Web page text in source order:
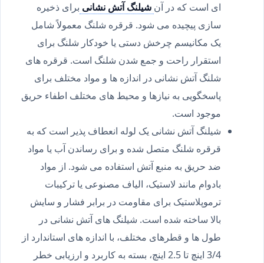
ای است که در آنشیلنگ آتش نشانی برای ذخیره
سازی پیچیده می شود. قرقره شلنگ معمولاً شامل
یک مکانیسم چرخش دستی یا خودکار شلنگ برای
استقرار راحت و جمع شدن شلنگ است. قرقره های
شلنگ آتش نشانی در اندازه ها و مواد مختلف برای
پاسخگویی به نیازها و محیط های مختلف اطفاء حریق
موجود است.
شیلنگ آتش نشانی یک لوله انعطاف پذیر است که به
قرقره شلنگ متصل شده و برای رساندن آب یا مواد
ضد حریق به منبع آتش استفاده می شود. از مواد
بادوام مانند لاستیک، الیاف مصنوعی یا ترکیبات
ترموپلاستیک برای مقاومت در برابر فشار و سایش
بالا ساخته شده است. شیلنگ های آتش نشانی در
طول ها و قطرهای مختلف، با اندازه های استاندارد از
3/4 اینچ تا 2.5 اینچ، بسته به کاربرد و ارزیابی خطر